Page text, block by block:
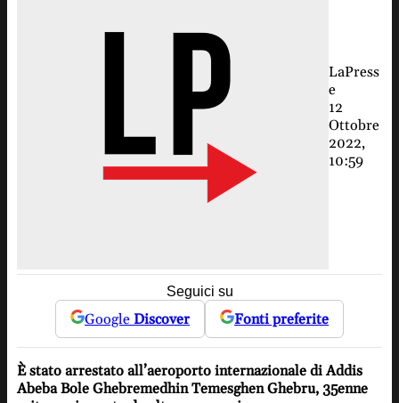
LaPress
e
12
Ottobre
2022,
10:59
Seguici su
Google Discover Fonti preferite
È stato arrestato all’aeroporto internazionale di Addis
Abeba Bole Ghebremedhin Temesghen Ghebru, 35enne